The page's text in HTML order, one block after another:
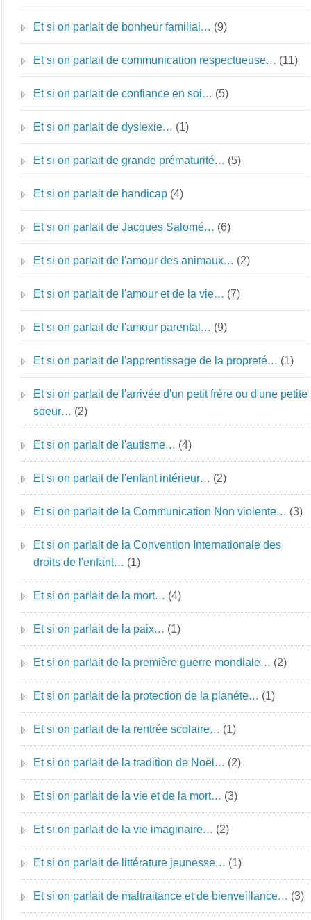
Et si on parlait de bonheur familial… (9)
Et si on parlait de communication respectueuse… (11)
Et si on parlait de confiance en soi… (5)
Et si on parlait de dyslexie… (1)
Et si on parlait de grande prématurité… (5)
Et si on parlait de handicap (4)
Et si on parlait de Jacques Salomé… (6)
Et si on parlait de l'amour des animaux… (2)
Et si on parlait de l'amour et de la vie… (7)
Et si on parlait de l'amour parental… (9)
Et si on parlait de l'apprentissage de la propreté… (1)
Et si on parlait de l'arrivée d'un petit frère ou d'une petite
soeur… (2)
Et si on parlait de l'autisme… (4)
Et si on parlait de l'enfant intérieur… (2)
Et si on parlait de la Communication Non violente… (3)
Et si on parlait de la Convention Internationale des
droits de l'enfant… (1)
Et si on parlait de la mort… (4)
Et si on parlait de la paix… (1)
Et si on parlait de la première guerre mondiale… (2)
Et si on parlait de la protection de la planète… (1)
Et si on parlait de la rentrée scolaire… (1)
Et si on parlait de la tradition de Noël… (2)
Et si on parlait de la vie et de la mort… (3)
Et si on parlait de la vie imaginaire… (2)
Et si on parlait de littérature jeunesse… (1)
Et si on parlait de maltraitance et de bienveillance… (3)